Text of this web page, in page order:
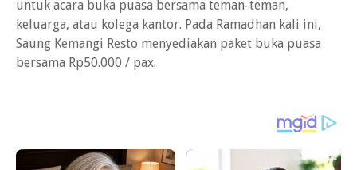
untuk acara buka puasa bersama teman-teman,
keluarga, atau kolega kantor. Pada Ramadhan kali ini,
Saung Kemangi Resto menyediakan paket buka puasa
bersama Rp50.000 / pax.